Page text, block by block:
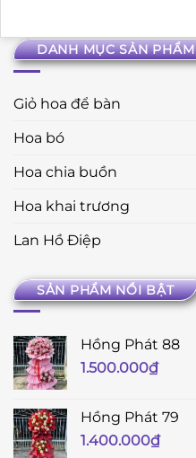
DANH MỤC SẢN PHẨM
Giỏ hoa để bàn
Hoa bó
Hoa chia buồn
Hoa khai trương
Lan Hồ Điệp
SẢN PHẨM NỔI BẬT
Hồng Phát 88
1.500.000₫
Hồng Phát 79
1.400.000₫